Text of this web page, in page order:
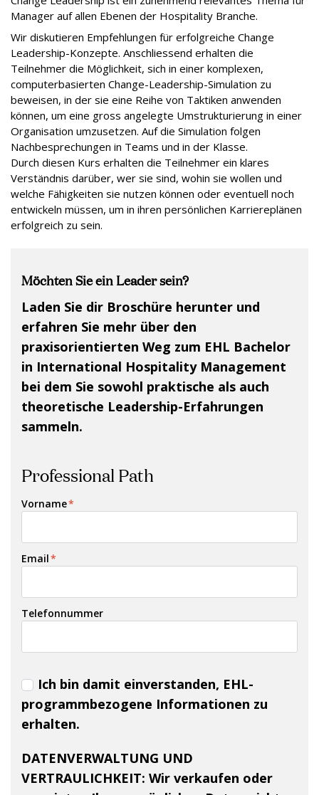
Manager auf allen Ebenen der Hospitality Branche.
Wir diskutieren Empfehlungen für erfolgreiche Change
Leadership-Konzepte. Anschliessend erhalten die
Teilnehmer die Möglichkeit, sich in einer komplexen,
computerbasierten Change-Leadership-Simulation zu
beweisen, in der sie eine Reihe von Taktiken anwenden
können, um eine gross angelegte Umstrukturierung in einer
Organisation umzusetzen. Auf die Simulation folgen
Nachbesprechungen in Teams und in der Klasse.
Durch diesen Kurs erhalten die Teilnehmer ein klares
Verständnis darüber, wer sie sind, wohin sie wollen und
welche Fähigkeiten sie nutzen können oder eventuell noch
entwickeln müssen, um in ihren persönlichen Karriereplänen
erfolgreich zu sein.
Möchten Sie ein Leader sein?
Laden Sie dir Broschüre herunter und
erfahren Sie mehr über den
praxisorientierten Weg zum EHL Bachelor
in International Hospitality Management
bei dem Sie sowohl praktische als auch
theoretische Leadership-Erfahrungen
sammeln.
Professional Path
Vorname*
Email*
Telefonnummer
Ich bin damit einverstanden, EHL-
programmbezogene Informationen zu
erhalten.
DATENVERWALTUNG UND
VERTRAULICHKEIT: Wir verkaufen oder